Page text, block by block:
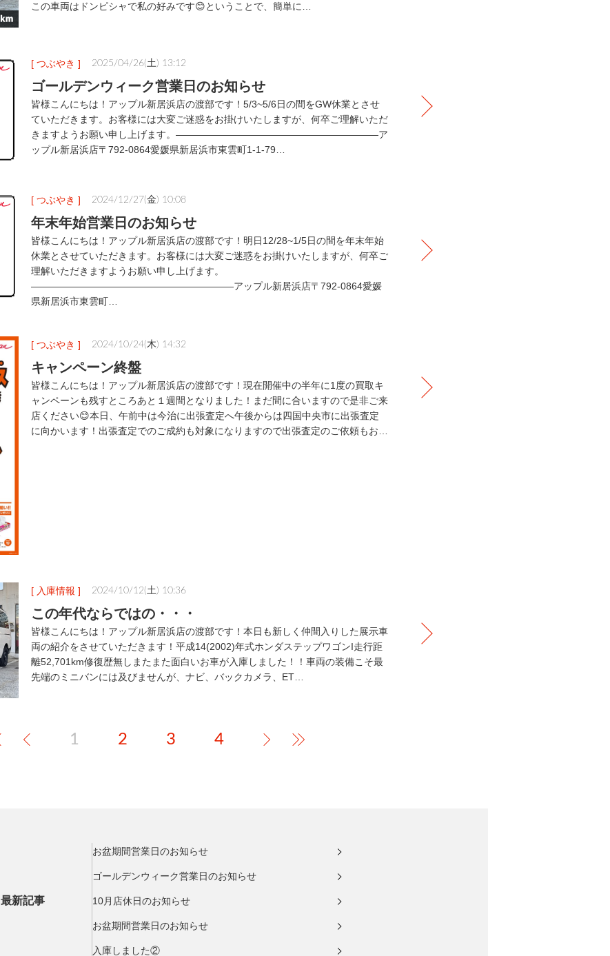
この車両はドンピシャで私の好みです😊ということで、簡単に…
[ つぶやき ] 2025/04/26(土) 13:12
ゴールデンウィーク営業日のお知らせ
皆様こんにちは！アップル新居浜店の渡部です！5/3~5/6日の間をGW休業とさせ
ていただきます。お客様には大変ご迷惑をお掛けいたしますが、何卒ご理解いただ
きますようお願い申し上げます。―――――――――――――――――――――ア
ップル新居浜店〒792-0864愛媛県新居浜市東雲町1-1-79…
[ つぶやき ] 2024/12/27(金) 10:08
年末年始営業日のお知らせ
皆様こんにちは！アップル新居浜店の渡部です！明日12/28~1/5日の間を年末年始
休業とさせていただきます。お客様には大変ご迷惑をお掛けいたしますが、何卒ご
理解いただきますようお願い申し上げます。
―――――――――――――――――――――アップル新居浜店〒792-0864愛媛
県新居浜市東雲町…
[ つぶやき ] 2024/10/24(木) 14:32
キャンペーン終盤
皆様こんにちは！アップル新居浜店の渡部です！現在開催中の半年に1度の買取キ
ャンペーンも残すところあと１週間となりました！まだ間に合いますので是非ご来
店ください😊本日、午前中は今治に出張査定へ午後からは四国中央市に出張査定
に向かいます！出張査定でのご成約も対象になりますので出張査定のご依頼もお…
[ 入庫情報 ] 2024/10/12(土) 10:36
この年代ならではの・・・
皆様こんにちは！アップル新居浜店の渡部です！本日も新しく仲間入りした展示車
両の紹介をさせていただきます！平成14(2002)年式ホンダステップワゴンI走行距
離52,701km修復歴無しまたまた面白いお車が入庫しました！！車両の装備こそ最
先端のミニバンには及びませんが、ナビ、バックカメラ、ET…
1 2 3 4
最新記事
お盆期間営業日のお知らせ
ゴールデンウィーク営業日のお知らせ
10月店休日のお知らせ
お盆期間営業日のお知らせ
入庫しました②